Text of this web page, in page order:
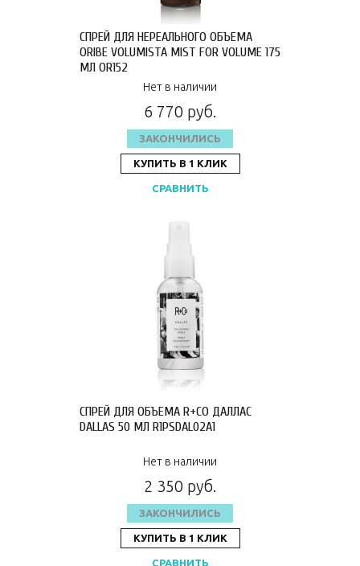
СПРЕЙ ДЛЯ НЕРЕАЛЬНОГО ОБЪЕМА
ORIBE VOLUMISTA MIST FOR VOLUME 175
МЛ OR152
Нет в наличии
6 770 руб.
ЗАКОНЧИЛИСЬ
КУПИТЬ В 1 КЛИК
СРАВНИТЬ
СПРЕЙ ДЛЯ ОБЪЕМА R+CO ДАЛЛАС
DALLAS 50 МЛ R1PSDAL02A1
Нет в наличии
2 350 руб.
ЗАКОНЧИЛИСЬ
КУПИТЬ В 1 КЛИК
СРАВНИТЬ